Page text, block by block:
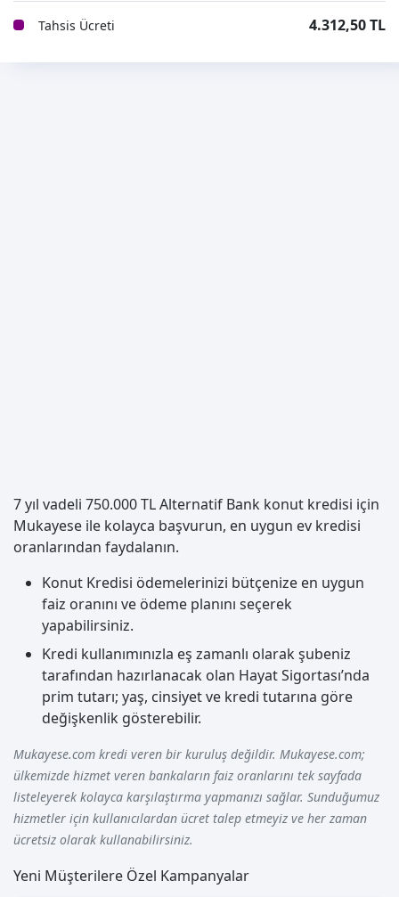
Tahsis Ücreti 4.312,50 TL
7 yıl vadeli 750.000 TL Alternatif Bank konut kredisi için
Mukayese ile kolayca başvurun, en uygun ev kredisi
oranlarından faydalanın.
Konut Kredisi ödemelerinizi bütçenize en uygun
faiz oranını ve ödeme planını seçerek
yapabilirsiniz.
Kredi kullanımınızla eş zamanlı olarak şubeniz
tarafından hazırlanacak olan Hayat Sigortası’nda
prim tutarı; yaş, cinsiyet ve kredi tutarına göre
değişkenlik gösterebilir.
Mukayese.com kredi veren bir kuruluş değildir. Mukayese.com;
ülkemizde hizmet veren bankaların faiz oranlarını tek sayfada
listeleyerek kolayca karşılaştırma yapmanızı sağlar. Sunduğumuz
hizmetler için kullanıcılardan ücret talep etmeyiz ve her zaman
ücretsiz olarak kullanabilirsiniz.
Yeni Müşterilere Özel Kampanyalar